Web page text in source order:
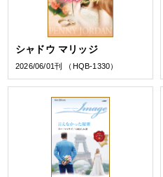
シャドウ マリッジ
2026/06/01刊 （HQB-1330）